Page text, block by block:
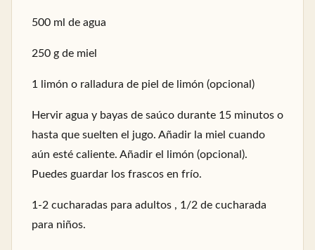
500 ml de agua
250 g de miel
1 limón o ralladura de piel de limón (opcional)
Hervir agua y bayas de saúco durante 15 minutos o
hasta que suelten el jugo. Añadir la miel cuando
aún esté caliente. Añadir el limón (opcional).
Puedes guardar los frascos en frío.
1-2 cucharadas para adultos , 1/2 de cucharada
para niños.